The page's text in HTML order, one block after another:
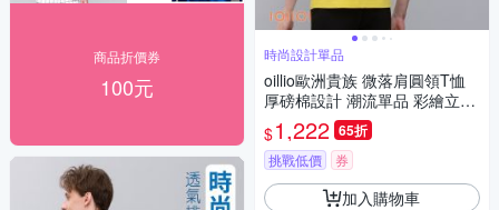
商品折價券
100元
時尚設計單品
oillio歐洲貴族 微落肩圓領T恤
厚磅棉設計 潮流單品 彩繪立體
圖樣 黃色 男女裝 法國品牌
$1,222 65折
挑戰低價 券
加入購物車